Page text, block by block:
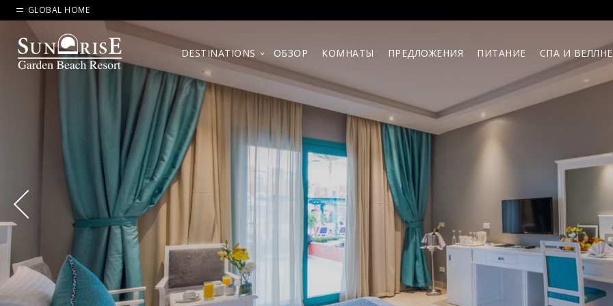
GLOBAL HOME
DESTINATIONS ОБЗОР КОМНАТЫ ПРЕДЛОЖЕНИЯ ПИТАНИЕ СПА И